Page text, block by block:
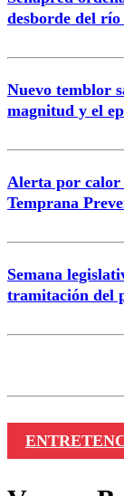
desborde del
Nuevo temblor
magnitud y el
Alerta por calor
Temprana
Semana
tramitación del